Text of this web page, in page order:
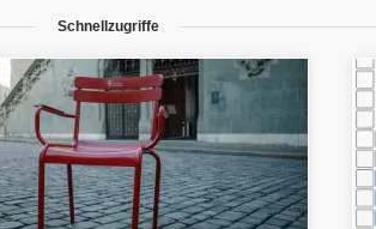
Schnellzugriffe